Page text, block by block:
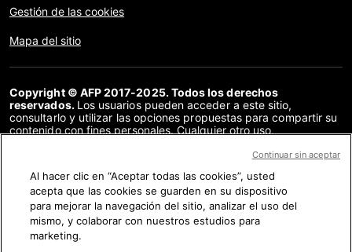
Gestión de las cookies
Mapa del sitio
Copyright © AFP 2017-2025. Todos los derechos
reservados. Los usuarios pueden acceder a este sitio,
consultarlo y utilizar las opciones propuestas para compartir su
contenido con fines personales. Cualquier otro uso,
distribución del contenido de este sitio, en su totalidad o en
acuerdo específico firmado con la AFP, está estrictamente
prohibido. Los elementos analizados en cada verificación se
presentan o se enlazan en tanto en cuanto son necesarios para
la correcta comprensión de la verificación en cuestión. La AFP
no cuenta con derechos sobre los autores ni sobre los
propietarios del copyright de estos contenidos de terceras
Al hacer clic en “Aceptar todas las cookies”, usted
acepta que las cookies se guarden en su dispositivo
para mejorar la navegación del sitio, analizar el uso del
mismo, y colaborar con nuestros estudios para
marketing.
Continuar sin aceptar